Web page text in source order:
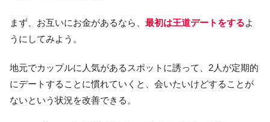
まず、お互いにお金があるなら、 最初は王道デートをするよ
うにしてみよう。
地元でカップルに人気があるスポットに誘って、2人が定期的
にデートすることに慣れていくと、会いたいけどすることが
ないという状況を改善できる。